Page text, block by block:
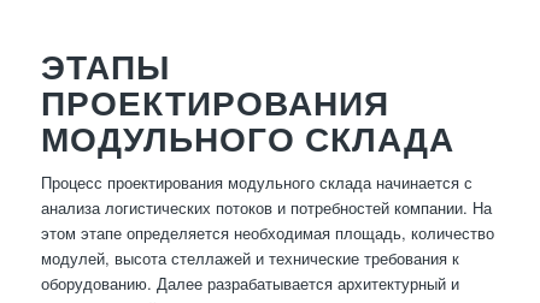
ЭТАПЫ
ПРОЕКТИРОВАНИЯ
МОДУЛЬНОГО СКЛАДА
Процесс проектирования модульного склада начинается с
анализа логистических потоков и потребностей компании. На
этом этапе определяется необходимая площадь, количество
модулей, высота стеллажей и технические требования к
оборудованию. Далее разрабатывается архитектурный и